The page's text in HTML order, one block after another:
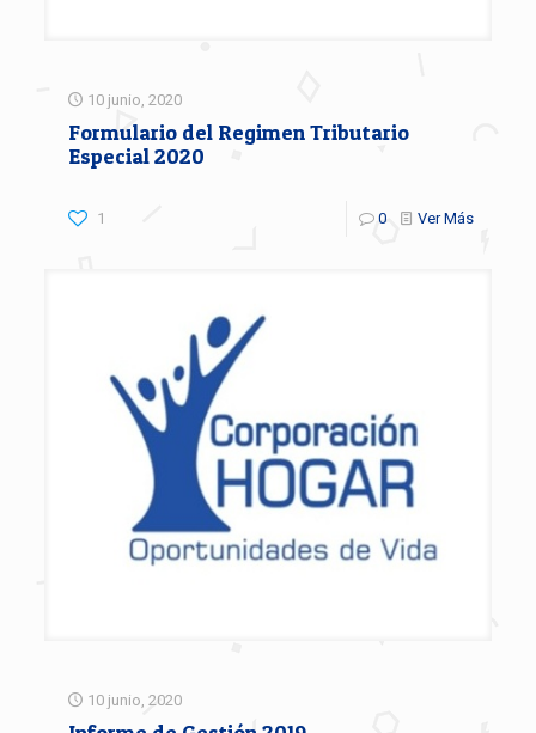
10 junio, 2020
Formulario del Regimen Tributario
Especial 2020
1 0 Ver Más
10 junio, 2020